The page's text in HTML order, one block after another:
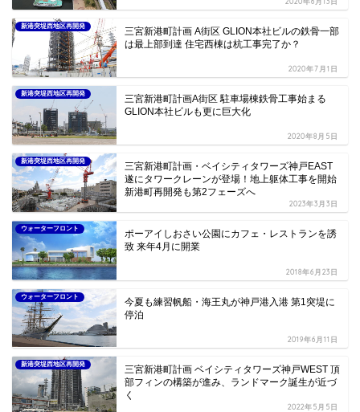
新港突堤西地区再開発
三宮新港町計画 A街区 GLION本社ビルの鉄骨一部
は最上部到達 住宅西棟は杭工事完了か？
2020年7月1日
新港突堤西地区再開発
三宮新港町計画A街区 駐車場棟鉄骨工事始まる
GLION本社ビルも更に巨大化
2020年8月5日
新港突堤西地区再開発
三宮新港町計画・ベイシティタワーズ神戸EAST
遂にタワークレーンが登場！地上躯体工事を開始
新港町再開発も第2フェーズへ
2023年3月3日
ウォーターフロント
ポーアイしおさい公園にカフェ・レストランを誘
致 来年4月に開業
2018年6月23日
ウォーターフロント
今夏も練習帆船・海王丸が神戸港入港 第1突堤に
停泊
2019年6月11日
新港突堤西地区再開発
三宮新港町計画 ベイシティタワーズ神戸WEST 頂
部フィンの構築が進み、ランドマーク誕生が近づ
く
2022年5月5日